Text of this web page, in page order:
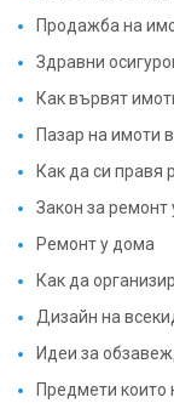
Продажба на
Здравни
Как вървят
Пазар на имоти
Как да си правя
Закон за ремонт
Ремонт у дома
Как да
Дизайн на
Идеи за
Предмети които